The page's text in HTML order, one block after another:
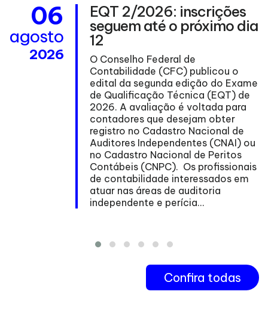
06
agosto
2026
EQT 2/2026: inscrições
seguem até o próximo dia
12
O Conselho Federal de
Contabilidade (CFC) publicou o
edital da segunda edição do Exame
de Qualificação Técnica (EQT) de
2026. A avaliação é voltada para
contadores que desejam obter
registro no Cadastro Nacional de
Auditores Independentes (CNAI) ou
no Cadastro Nacional de Peritos
Contábeis (CNPC). Os profissionais
de contabilidade interessados em
atuar nas áreas de auditoria
independente e perícia...
Confira todas